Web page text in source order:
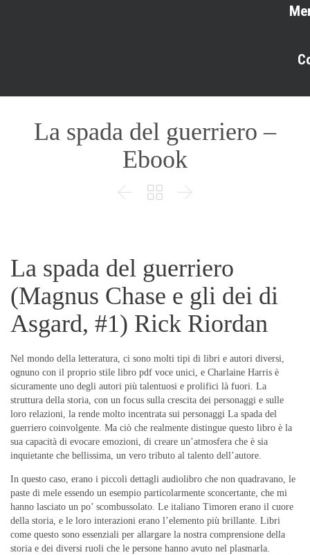
La spada del guerriero –
Ebook
  
La spada del guerriero
(Magnus Chase e gli dei di
Asgard, #1) Rick Riordan
Nel mondo della letteratura, ci sono molti tipi di libri e autori diversi,
ognuno con il proprio stile libro pdf voce unici, e Charlaine Harris è
sicuramente uno degli autori più talentuosi e prolifici là fuori. La
struttura della storia, con un focus sulla crescita dei personaggi e sulle
loro relazioni, la rende molto incentrata sui personaggi La spada del
guerriero coinvolgente. Ma ciò che realmente distingue questo libro è la
sua capacità di evocare emozioni, di creare un’atmosfera che è sia
inquietante che bellissima, un vero tributo al talento dell’autore.
In questo caso, erano i piccoli dettagli audiolibro che non quadravano, le
paste di mele essendo un esempio particolarmente sconcertante, che mi
hanno lasciato un po’ scombussolato. Le italiano Timoren erano il cuore
della storia, e le loro interazioni erano l’elemento più brillante. Libri
come questo sono essenziali per allargare la nostra comprensione della
storia e dei diversi ruoli che le persone hanno avuto nel plasmarla.